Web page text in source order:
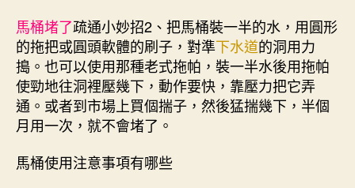
馬桶堵了疏通小妙招2、把馬桶裝一半的水，用圓形
的拖把或圓頭軟體的刷子，對準下水道的洞用力
搗。也可以使用那種老式拖帕，裝一半水後用拖帕
使勁地往洞裡壓幾下，動作要快，靠壓力把它弄
通。或者到市場上買個揣子，然後猛揣幾下，半個
月用一次，就不會堵了。
馬桶使用注意事項有哪些